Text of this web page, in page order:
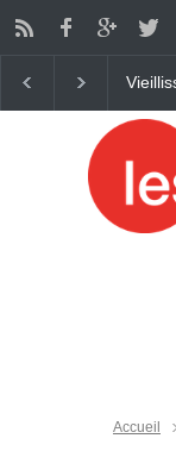
Accueil